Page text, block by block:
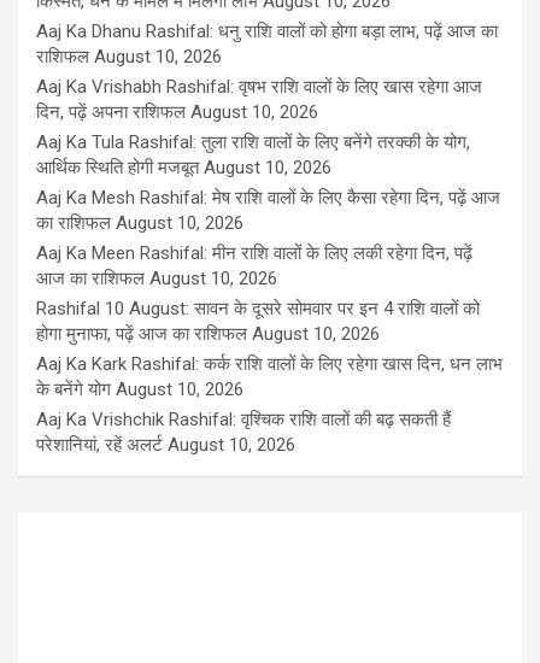
Aaj Ka Dhanu Rashifal: धनु राशि वालों को होगा बड़ा लाभ, पढ़ें आज का
राशिफल August 10, 2026
Aaj Ka Vrishabh Rashifal: वृषभ राशि वालों के लिए खास रहेगा आज
दिन, पढ़ें अपना राशिफल August 10, 2026
Aaj Ka Tula Rashifal: तुला राशि वालों के लिए बनेंगे तरक्की के योग,
आर्थिक स्थिति होगी मजबूत August 10, 2026
Aaj Ka Mesh Rashifal: मेष राशि वालों के लिए कैसा रहेगा दिन, पढ़ें आज
का राशिफल August 10, 2026
Aaj Ka Meen Rashifal: मीन राशि वालों के लिए लकी रहेगा दिन, पढ़ें
आज का राशिफल August 10, 2026
Rashifal 10 August: सावन के दूसरे सोमवार पर इन 4 राशि वालों को
होगा मुनाफा, पढ़ें आज का राशिफल August 10, 2026
Aaj Ka Kark Rashifal: कर्क राशि वालों के लिए रहेगा खास दिन, धन लाभ
के बनेंगे योग August 10, 2026
Aaj Ka Vrishchik Rashifal: वृश्चिक राशि वालों की बढ़ सकती हैं
परेशानियां, रहें अलर्ट August 10, 2026